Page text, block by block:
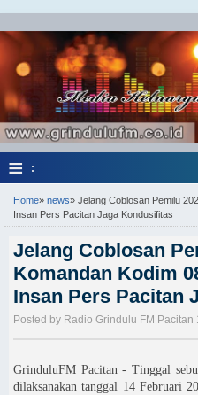
≡ :
Home» news» Jelang Coblosan Pemilu
Insan Pers Pacitan Jaga Kondusifitas
Jelang Coblosan
Komandan Kodim
Insan Pers Pacitan
Posted by Radio Grindulu FM
GrinduluFM Pacitan - Tinggal
dilaksanakan tanggal 14 Februari